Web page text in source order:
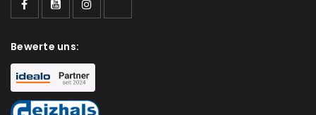
Benutzername oder E-Mail-Adresse
Bewerte uns: